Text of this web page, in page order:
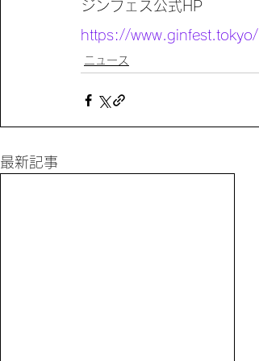
ジンフェス公式HP
https://www.ginfest.tokyo/
ニュース
最新記事